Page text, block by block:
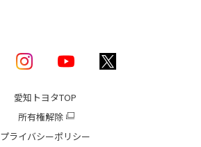
愛知トヨタTOP
所有権解除
プライバシーポリシー